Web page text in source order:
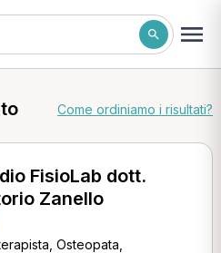
Come ordiniamo i risultati?
FisioLab dott.
Zanello
Osteopata,